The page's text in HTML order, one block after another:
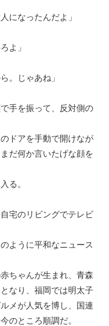
になったんだよ」
よ」
。じゃあね」
手を振って、反対側の
ドアを手動で開けなが
だ何か言いたげな顔を
る。
宅のリビングでテレビ
ように平和なニュース
ちゃんが生まれ、青森
なり、福岡では明太子
メが人気を博し、国連
のところ順調だ。